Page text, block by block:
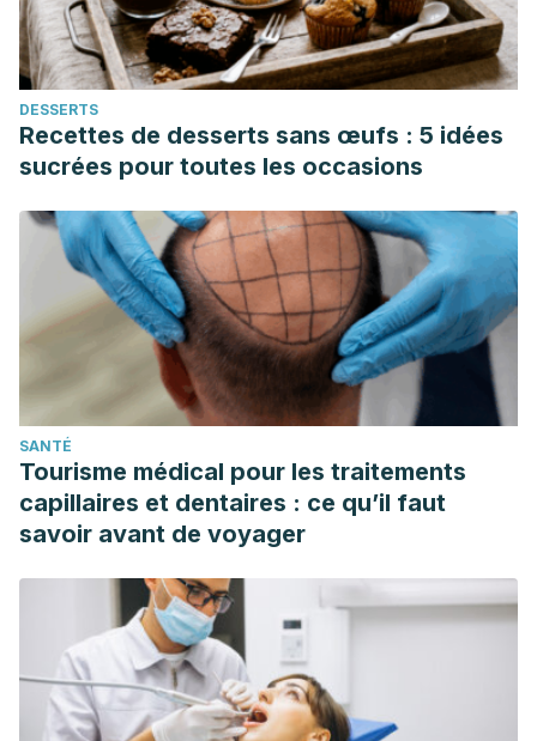
DESSERTS
Recettes de desserts sans œufs : 5 idées
sucrées pour toutes les occasions
SANTÉ
Tourisme médical pour les traitements
capillaires et dentaires : ce qu’il faut
savoir avant de voyager